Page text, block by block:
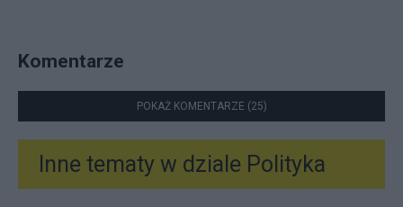
Komentarze
POKAŻ KOMENTARZE (25)
Inne tematy w dziale Polityka